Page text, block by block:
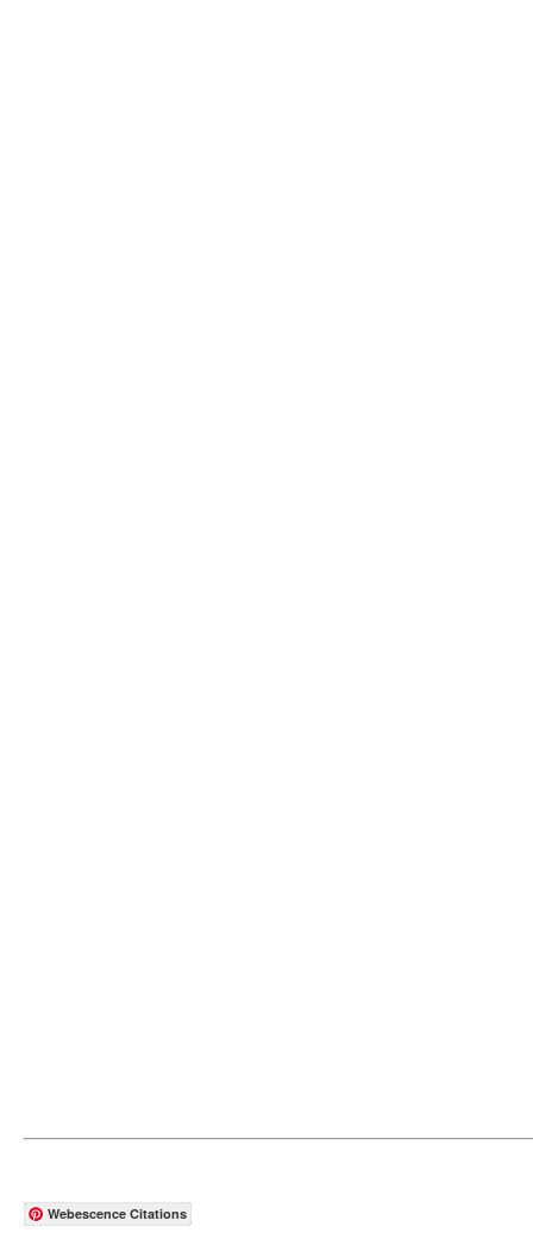
Webescence Citations